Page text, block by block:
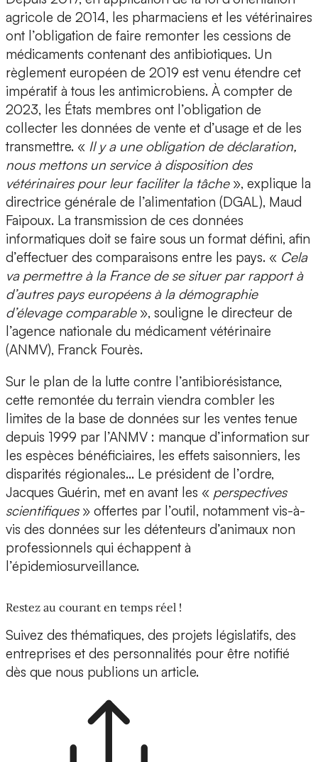
agricole de 2014, les pharmaciens et les vétérinaires
ont l’obligation de faire remonter les cessions de
médicaments contenant des antibiotiques. Un
règlement européen de 2019 est venu étendre cet
impératif à tous les antimicrobiens. À compter de
2023, les États membres ont l’obligation de
collecter les données de vente et d’usage et de les
transmettre. « Il y a une obligation de déclaration,
nous mettons un service à disposition des
vétérinaires pour leur faciliter la tâche», explique la
directrice générale de l’alimentation (DGAL), Maud
Faipoux. La transmission de ces données
informatiques doit se faire sous un format défini, afin
d’effectuer des comparaisons entre les pays. « Cela
va permettre à la France de se situer par rapport à
d’autres pays européens à la démographie
d’élevage comparable», souligne le directeur de
l’agence nationale du médicament vétérinaire
(ANMV), Franck Fourès.
Sur le plan de la lutte contre l’antibiorésistance,
cette remontée du terrain viendra combler les
limites de la base de données sur les ventes tenue
depuis 1999 par l’ANMV : manque d’information sur
les espèces bénéficiaires, les effets saisonniers, les
disparités régionales… Le président de l’ordre,
Jacques Guérin, met en avant les « perspectives
scientifiques» offertes par l’outil, notamment vis-à-
vis des données sur les détenteurs d’animaux non
professionnels qui échappent à
l’épidemiosurveillance.
Restez au courant en temps réel !
Suivez des thématiques, des projets législatifs, des
entreprises et des personnalités pour être notifié
dès que nous publions un article.